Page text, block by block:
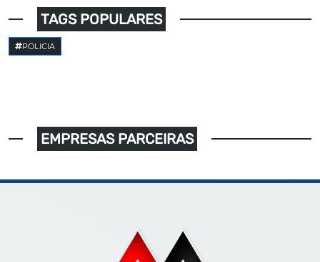
TAGS POPULARES
POLICIA
EMPRESAS PARCEIRAS